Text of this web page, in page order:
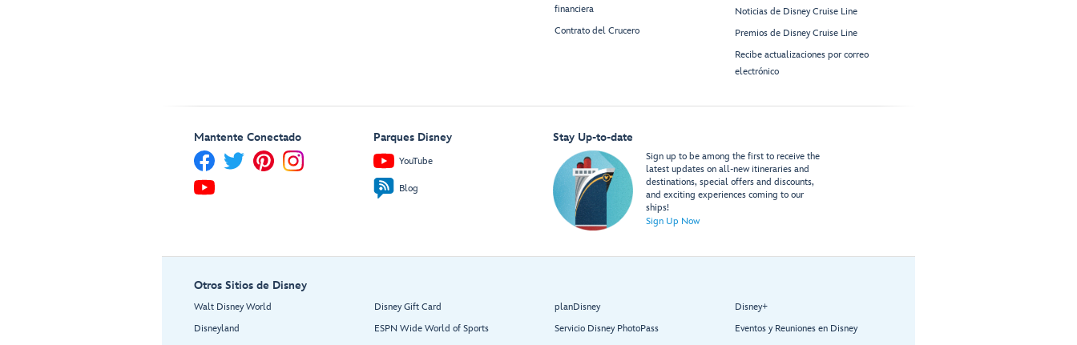
financiera
Contrato del Crucero
Noticias de Disney Cruise Line
Premios de Disney Cruise Line
Recibe actualizaciones por correo
electrónico
Mantente Conectado Parques Disney
YouTube
Blog
Stay Up-to-date
Sign up to be among the first to receive the
latest updates on all-new itineraries and
destinations, special offers and discounts,
and exciting experiences coming to our
ships!
Sign Up Now
Otros Sitios de Disney
Walt Disney World
Disneyland
Disney Gift Card
ESPN Wide World of Sports
planDisney
Servicio Disney PhotoPass
Disney+
Eventos y Reuniones en Disney